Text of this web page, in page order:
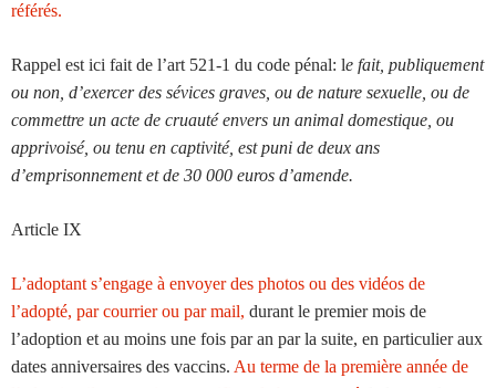
référés.
Rappel est ici fait de l’art 521-1 du code pénal: le fait, publiquement
ou non, d’exercer des sévices graves, ou de nature sexuelle, ou de
commettre un acte de cruauté envers un animal domestique, ou
apprivoisé, ou tenu en captivité, est puni de deux ans
d’emprisonnement et de 30 000 euros d’amende.
Article IX
L’adoptant s’engage à envoyer des photos ou des vidéos de
l’adopté, par courrier ou par mail, durant le premier mois de
l’adoption et au moins une fois par an par la suite, en particulier aux
dates anniversaires des vaccins. Au terme de la première année de